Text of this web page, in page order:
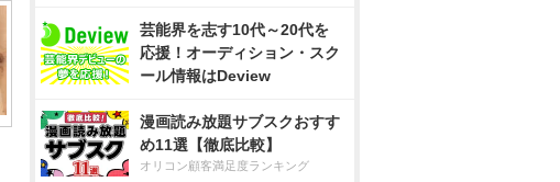
芸能界を志す10代～20代を
応援！オーディション・スク
ール情報はDeview
漫画読み放題サブスクおすす
め11選【徹底比較】
オリコン顧客満足度ランキング